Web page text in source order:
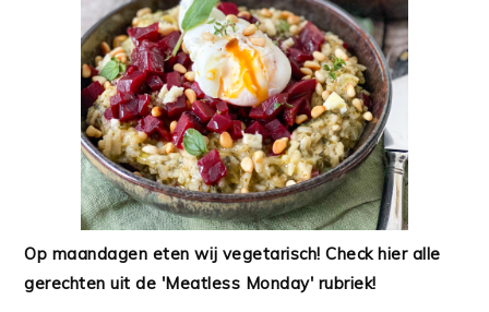
Op maandagen eten wij vegetarisch! Check hier alle
gerechten uit de 'Meatless Monday' rubriek!